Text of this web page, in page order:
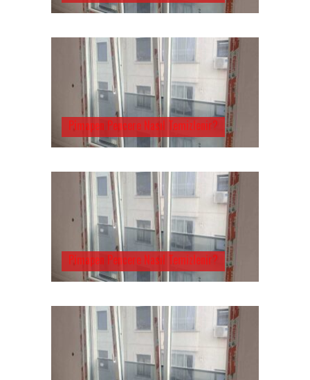
Pimapen Pencere Nasıl Temizlenir?
Pimapen Pencere Nasıl Temizlenir?